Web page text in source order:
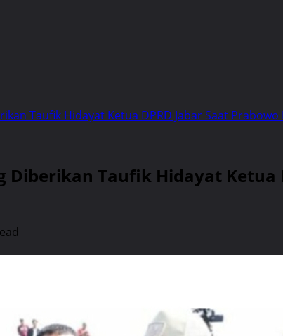
Taufik Hidayat Ketua DPRD Jabar Saat
Diberikan Taufik Hidayat